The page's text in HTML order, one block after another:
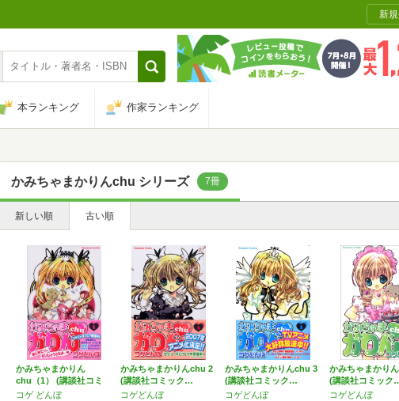
新
本ランキング 作家ランキング
かみちゃまかりんchu シリーズ 7冊
新しい順 古い順
かみちゃまかりん
chu（1） (講談社コミ
ッ…
コゲ どんぼ
かみちゃまかりんchu 2
(講談社コミック…
コゲどんぼ
かみちゃまかりんchu 3
(講談社コミック…
コゲどんぼ
かみちゃまかり
(講談社コミック
コゲどんぼ